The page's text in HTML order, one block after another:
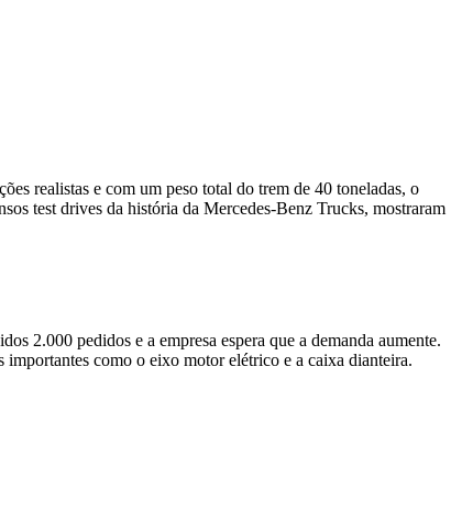
realistas e com um peso total do trem de 40 toneladas, o
test drives da história da Mercedes-Benz Trucks, mostraram
2.000 pedidos e a empresa espera que a demanda aumente.
como o eixo motor elétrico e a caixa dianteira.